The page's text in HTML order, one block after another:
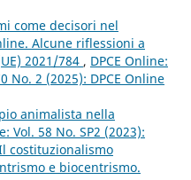
come decisori nel
Alcune riflessioni a
2021/784 , DPCE Online:
No. 2 (2025): DPCE Online
animalista nella
Vol. 58 No. SP2 (2023):
costituzionalismo
e biocentrismo.